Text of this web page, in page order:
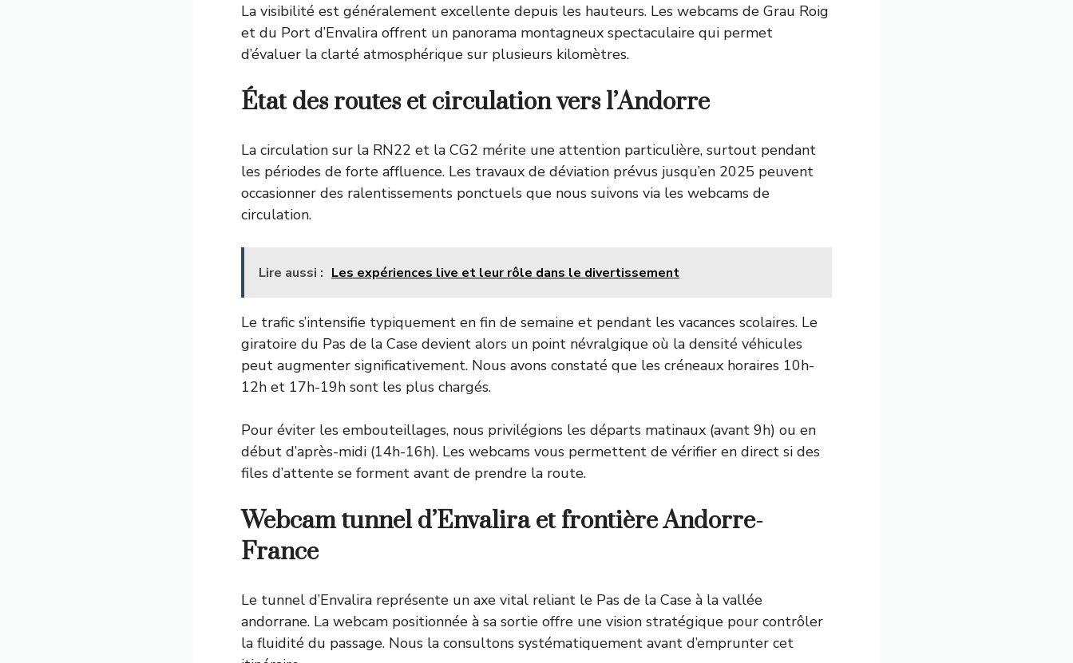
La visibilité est généralement excellente depuis les hauteurs. Les webcams de Grau Roig
et du Port d’Envalira offrent un panorama montagneux spectaculaire qui permet
d’évaluer la clarté atmosphérique sur plusieurs kilomètres.
État des routes et circulation vers l’Andorre
La circulation sur la RN22 et la CG2 mérite une attention particulière, surtout pendant
les périodes de forte affluence. Les travaux de déviation prévus jusqu’en 2025 peuvent
occasionner des ralentissements ponctuels que nous suivons via les webcams de
circulation.
Lire aussi : Les expériences live et leur rôle dans le divertissement
Le trafic s’intensifie typiquement en fin de semaine et pendant les vacances scolaires. Le
giratoire du Pas de la Case devient alors un point névralgique où la densité véhicules
peut augmenter significativement. Nous avons constaté que les créneaux horaires 10h-
12h et 17h-19h sont les plus chargés.
Pour éviter les embouteillages, nous privilégions les départs matinaux (avant 9h) ou en
début d’après-midi (14h-16h). Les webcams vous permettent de vérifier en direct si des
files d’attente se forment avant de prendre la route.
Webcam tunnel d’Envalira et frontière Andorre-
France
Le tunnel d’Envalira représente un axe vital reliant le Pas de la Case à la vallée
andorrane. La webcam positionnée à sa sortie offre une vision stratégique pour contrôler
la fluidité du passage. Nous la consultons systématiquement avant d’emprunter cet